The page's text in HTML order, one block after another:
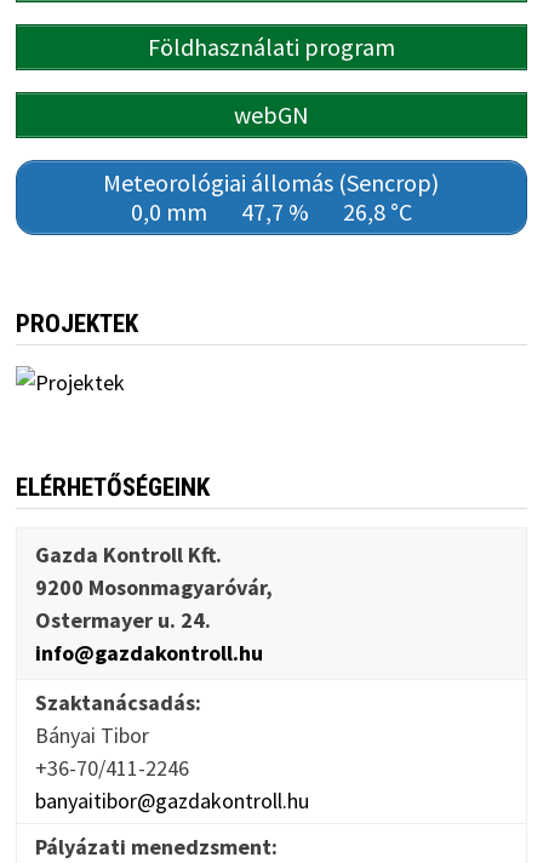
Földhasználati program
webGN
Meteorológiai állomás (Sencrop)
0,0 mm
47,7 % 26,8 °C
PROJEKTEK
ELÉRHETŐSÉGEINK
Gazda Kontroll Kft.
9200 Mosonmagyaróvár,
Ostermayer u. 24.
info@gazdakontroll.hu
Szaktanácsadás:
Bányai Tibor
+36-70/411-2246
banyaitibor@gazdakontroll.hu
Pályázati menedzsment: